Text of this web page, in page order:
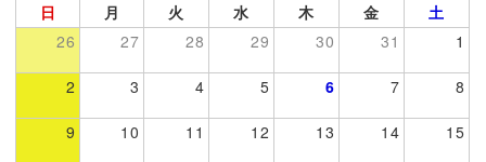
日 月 火 水 木 金
土
26
27 28 29 30 31 1
2 3 4 5 6 7 8
9 10 11 12 13 14 15